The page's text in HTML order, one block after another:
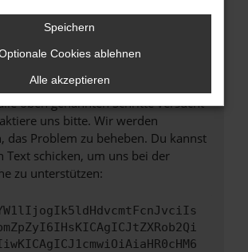
sondern kann auch dazu
werden.
an den Webseitenbetreiber.
oben genannten Schritte versucht
uns bitte. Wir werden
das Problem zu beheben. Du kannst
Text schicken, um uns bei der
zu unterstützen:
Speichern
Cookies ablehnen
Alle akzeptieren